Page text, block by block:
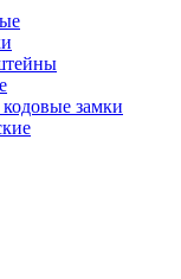
замки